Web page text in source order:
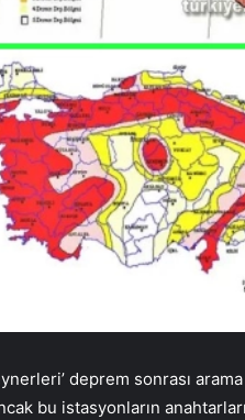
deprem sonrası
bu istasyonların